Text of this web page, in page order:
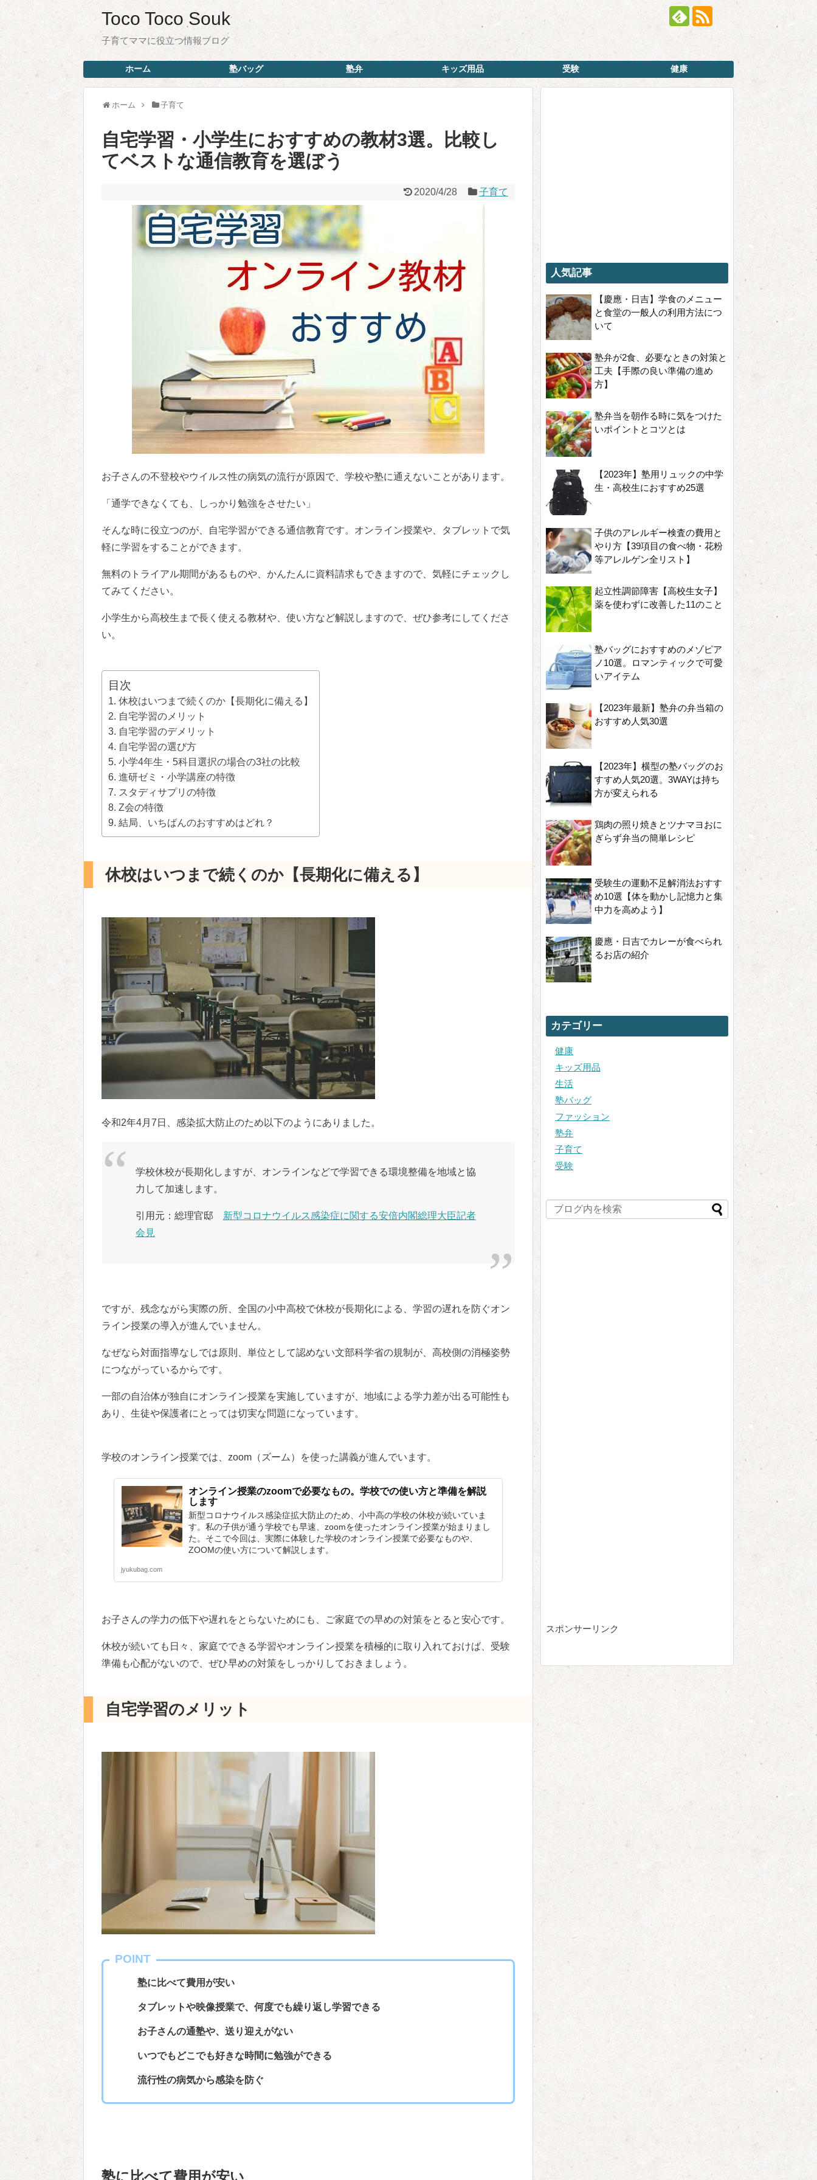
Toco Toco Souk
子育てママに役立つ情報ブログ
ホーム 塾バッグ 塾弁 キッズ用品 受験 健康
ホーム 子育て
自宅学習・小学生におすすめの教材3選。比較し
てベストな通信教育を選ぼう
2020/4/28 子育て
お子さんの不登校やウイルス性の病気の流行が原因で、学校や塾に通えないことがあります。
「通学できなくても、しっかり勉強をさせたい」
そんな時に役立つのが、自宅学習ができる通信教育です。オンライン授業や、タブレットで気
軽に学習をすることができます。
無料のトライアル期間があるものや、かんたんに資料請求もできますので、気軽にチェックし
てみてください。
小学生から高校生まで長く使える教材や、使い方など解説しますので、ぜひ参考にしてくださ
い。
目次
休校はいつまで続くのか【長期化に備える】
自宅学習のメリット
自宅学習のデメリット
自宅学習の選び方
小学4年生・5科目選択の場合の3社の比較
進研ゼミ・小学講座の特徴
スタディサプリの特徴
Z会の特徴
結局、いちばんのおすすめはどれ？
休校はいつまで続くのか【長期化に備える】
令和2年4月7日、感染拡大防止のため以下のようにありました。
学校休校が長期化しますが、オンラインなどで学習できる環境整備を地域と協
力して加速します。
引用元：総理官邸 新型コロナウイルス感染症に関する安倍内閣総理大臣記者
会見
ですが、残念ながら実際の所、全国の小中高校で休校が長期化による、学習の遅れを防ぐオン
ライン授業の導入が進んでいません。
なぜなら対面指導なしでは原則、単位として認めない文部科学省の規制が、高校側の消極姿勢
につながっているからです。
一部の自治体が独自にオンライン授業を実施していますが、地域による学力差が出る可能性も
あり、生徒や保護者にとっては切実な問題になっています。
学校のオンライン授業では、zoom（ズーム）を使った講義が進んでいます。
オンライン授業のzoomで必要なもの。学校での使い方と準備を解説
します
新型コロナウイルス感染症拡大防止のため、小中高の学校の休校が続いていま
す。私の子供が通う学校でも早速、zoomを使ったオンライン授業が始まりまし
た。そこで今回は、実際に体験した学校のオンライン授業で必要なものや、
ZOOMの使い方について解説します。
jyukubag.com
お子さんの学力の低下や遅れをとらないためにも、ご家庭での早めの対策をとると安心です。
休校が続いても日々、家庭でできる学習やオンライン授業を積極的に取り入れておけば、受験
準備も心配がないので、ぜひ早めの対策をしっかりしておきましょう。
自宅学習のメリット
POINT
塾に比べて費用が安い
タブレットや映像授業で、何度でも繰り返し学習できる
お子さんの通塾や、送り迎えがない
いつでもどこでも好きな時間に勉強ができる
流行性の病気から感染を防ぐ
塾に比べて費用が安い
人気記事
【慶應・日吉】学食のメニュー
と食堂の一般人の利用方法につ
いて
塾弁が2食、必要なときの対策と
工夫【手際の良い準備の進め
方】
塾弁当を朝作る時に気をつけた
いポイントとコツとは
【2023年】塾用リュックの中学
生・高校生におすすめ25選
子供のアレルギー検査の費用と
やり方【39項目の食べ物・花粉
等アレルゲン全リスト】
起立性調節障害【高校生女子】
薬を使わずに改善した11のこと
塾バッグにおすすめのメゾピア
ノ10選。ロマンティックで可愛
いアイテム
【2023年最新】塾弁の弁当箱の
おすすめ人気30選
【2023年】横型の塾バッグのお
すすめ人気20選。3WAYは持ち
方が変えられる
鶏肉の照り焼きとツナマヨおに
ぎらず弁当の簡単レシピ
受験生の運動不足解消法おすす
め10選【体を動かし記憶力と集
中力を高めよう】
慶應・日吉でカレーが食べられ
るお店の紹介
カテゴリー
健康
キッズ用品
生活
塾バッグ
ファッション
塾弁
子育て
受験
スポンサーリンク